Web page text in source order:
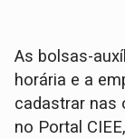
As bolsas-
horária e a
cadastrar nas
no Portal